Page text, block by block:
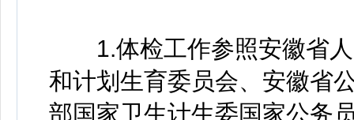
1.体检工作参照安徽省人
和计划生育委员会、安徽省
部国家卫生计生委国家公务